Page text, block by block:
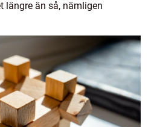
längre än så, nämligen